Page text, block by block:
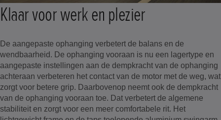
Klaar voor werk en plezier
De aangepaste ophanging verbetert de balans en de
wendbaarheid. De ophanging vooraan is nu een lagertype en
aangepaste instellingen aan de dempkracht van de ophanging
achteraan verbeteren het contact van de motor met de weg, wat
zorgt voor betere grip. Daarbovenop neemt ook de dempkracht
van de ophanging vooraan toe. Dat verbetert de algemene
stabiliteit en zorgt voor een meer comfortabele rit. Het